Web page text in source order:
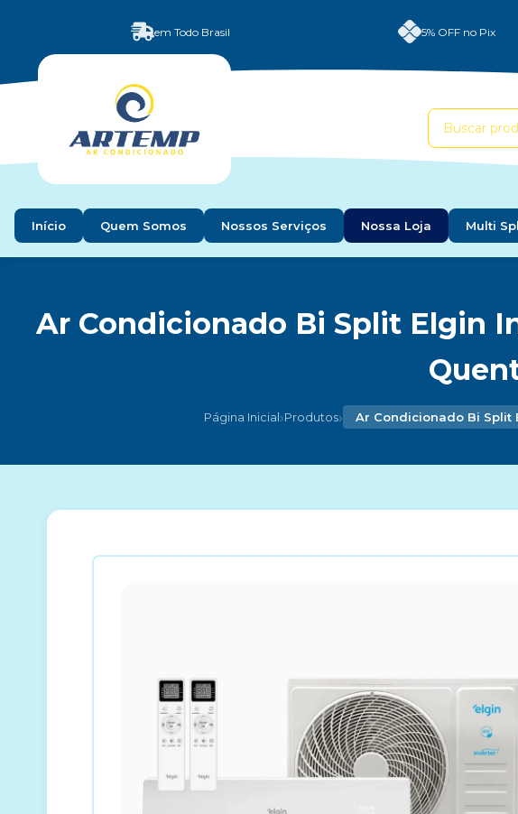
em Todo Brasil 5% OFF no Pix
Início Quem Somos Nossos Serviços Nossa Loja Multi
Ar Condicionado Bi Split Elgin
Página Inicial›Produtos› Ar Condicionado Bi Split